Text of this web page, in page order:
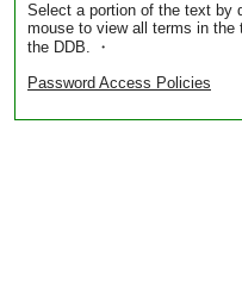
Select a portion of the text by
mouse to view all terms in the
the DDB. ・
Password Access Policies